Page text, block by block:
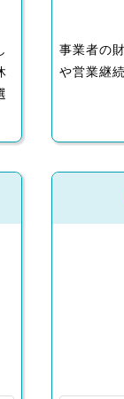
事業者の
や営業継